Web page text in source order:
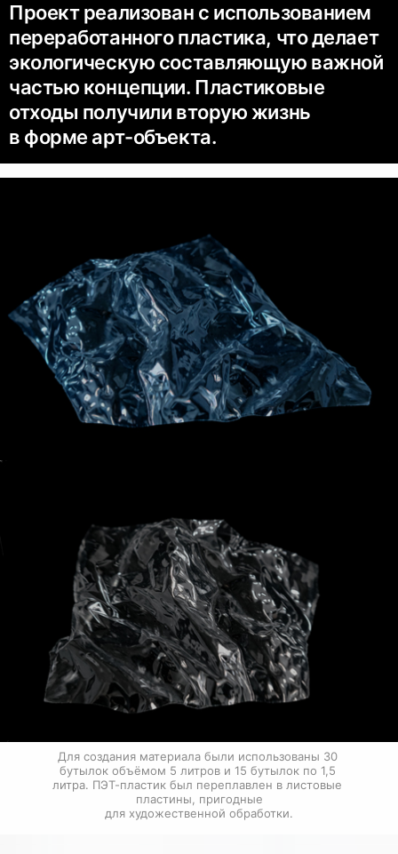
Проект реализован с использованием
переработанного пластика, что делает
экологическую составляющую важной
частью концепции. Пластиковые
отходы получили вторую жизнь
в форме арт-объекта.
Для создания материала были использованы 30
бутылок объёмом 5 литров и 15 бутылок по 1,5
литра. ПЭТ-пластик был переплавлен в листовые
пластины, пригодные
для художественной обработки.